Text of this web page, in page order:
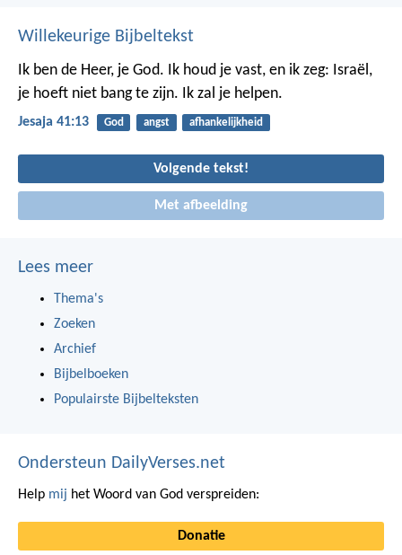
Willekeurige Bijbeltekst
Ik ben de Heer, je God. Ik houd je vast, en ik zeg: Israël,
je hoeft niet bang te zijn. Ik zal je helpen.
Jesaja 41:13 God angst afhankelijkheid
Volgende tekst!
Met afbeelding
Lees meer
Thema's
Zoeken
Archief
Bijbelboeken
Populairste Bijbelteksten
Ondersteun DailyVerses.net
Help mij het Woord van God verspreiden:
Donatie